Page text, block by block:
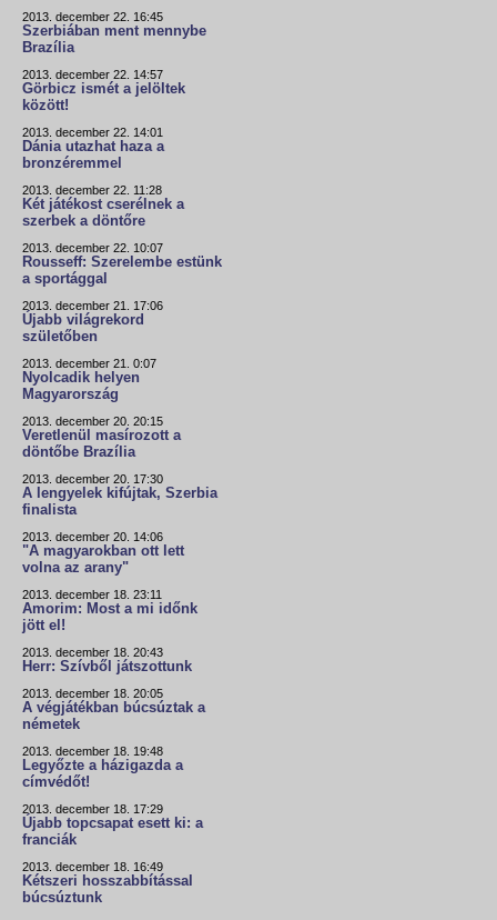
2013. december 22. 16:45
Szerbiában ment mennybe
Brazília
2013. december 22. 14:57
Görbicz ismét a jelöltek
között!
2013. december 22. 14:01
Dánia utazhat haza a
bronzéremmel
2013. december 22. 11:28
Két játékost cserélnek a
szerbek a döntőre
2013. december 22. 10:07
Rousseff: Szerelembe estünk
a sportággal
2013. december 21. 17:06
Újabb világrekord
születőben
2013. december 21. 0:07
Nyolcadik helyen
Magyarország
2013. december 20. 20:15
Veretlenül masírozott a
döntőbe Brazília
2013. december 20. 17:30
A lengyelek kifújtak, Szerbia
finalista
2013. december 20. 14:06
"A magyarokban ott lett
volna az arany"
2013. december 18. 23:11
Amorim: Most a mi időnk
jött el!
2013. december 18. 20:43
Herr: Szívből játszottunk
2013. december 18. 20:05
A végjátékban búcsúztak a
németek
2013. december 18. 19:48
Legyőzte a házigazda a
címvédőt!
2013. december 18. 17:29
Újabb topcsapat esett ki: a
franciák
2013. december 18. 16:49
Kétszeri hosszabbítással
búcsúztunk